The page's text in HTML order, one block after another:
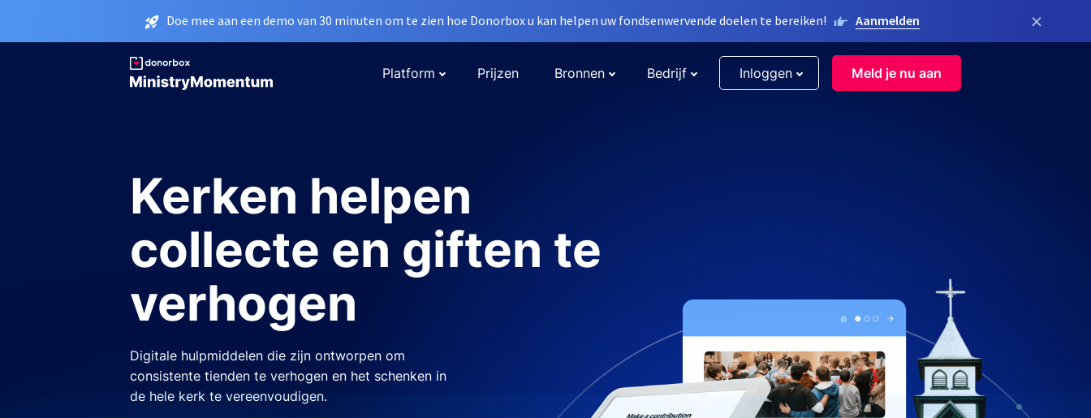
Doe mee aan een demo van 30 minuten om te zien hoe Donorbox u kan helpen uw fondsenwervende doelen te bereiken! Aanmelden ×
Platform Prijzen Bronnen Bedrijf Inloggen Meld je nu aan
Kerken helpen
collecte en giften te
verhogen
Digitale hulpmiddelen die zijn ontworpen om
consistente tienden te verhogen en het schenken in
de hele kerk te vereenvoudigen.